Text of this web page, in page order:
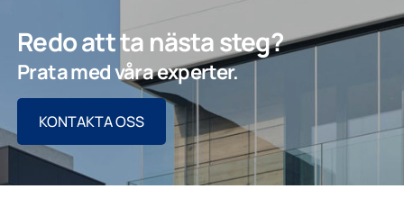
Redo att ta nästa steg?
Prata med våra experter.
KONTAKTA OSS